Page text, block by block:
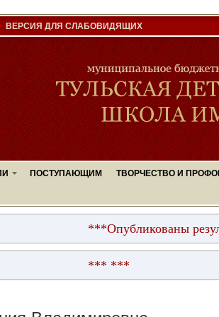
ВЕРСИЯ ДЛЯ СЛАБОВИДЯЩИХ
ПОСТУПАЮЩИМ ТВОРЧЕСТВО И
***Опубликованы
*** ***